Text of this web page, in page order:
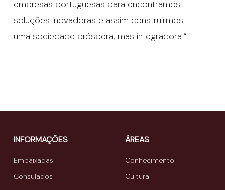
empresas portuguesas para encontramos
soluções inovadoras e assim construirmos
uma sociedade próspera, mas integradora.”
INFORMAÇÕES
Embaixadas
Consulados
ÁREAS
Conhecimento
Cultura